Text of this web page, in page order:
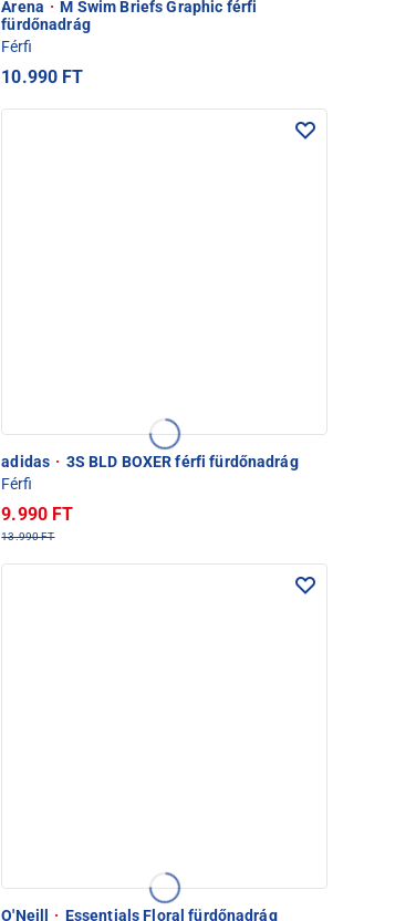
Arena · M Swim Briefs Graphic férfi
fürdőnadrág
Férfi
10.990 FT
adidas · 3S BLD BOXER férfi fürdőnadrág
Férfi
9.990 FT
13.990 FT
O'Neill · Essentials Floral fürdőnadrág